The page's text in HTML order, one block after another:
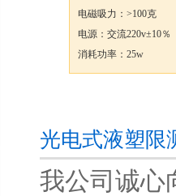
电磁吸力：>100克
电源：交流220v±10％
消耗功率：25w
光电式液塑限
我公司诚心